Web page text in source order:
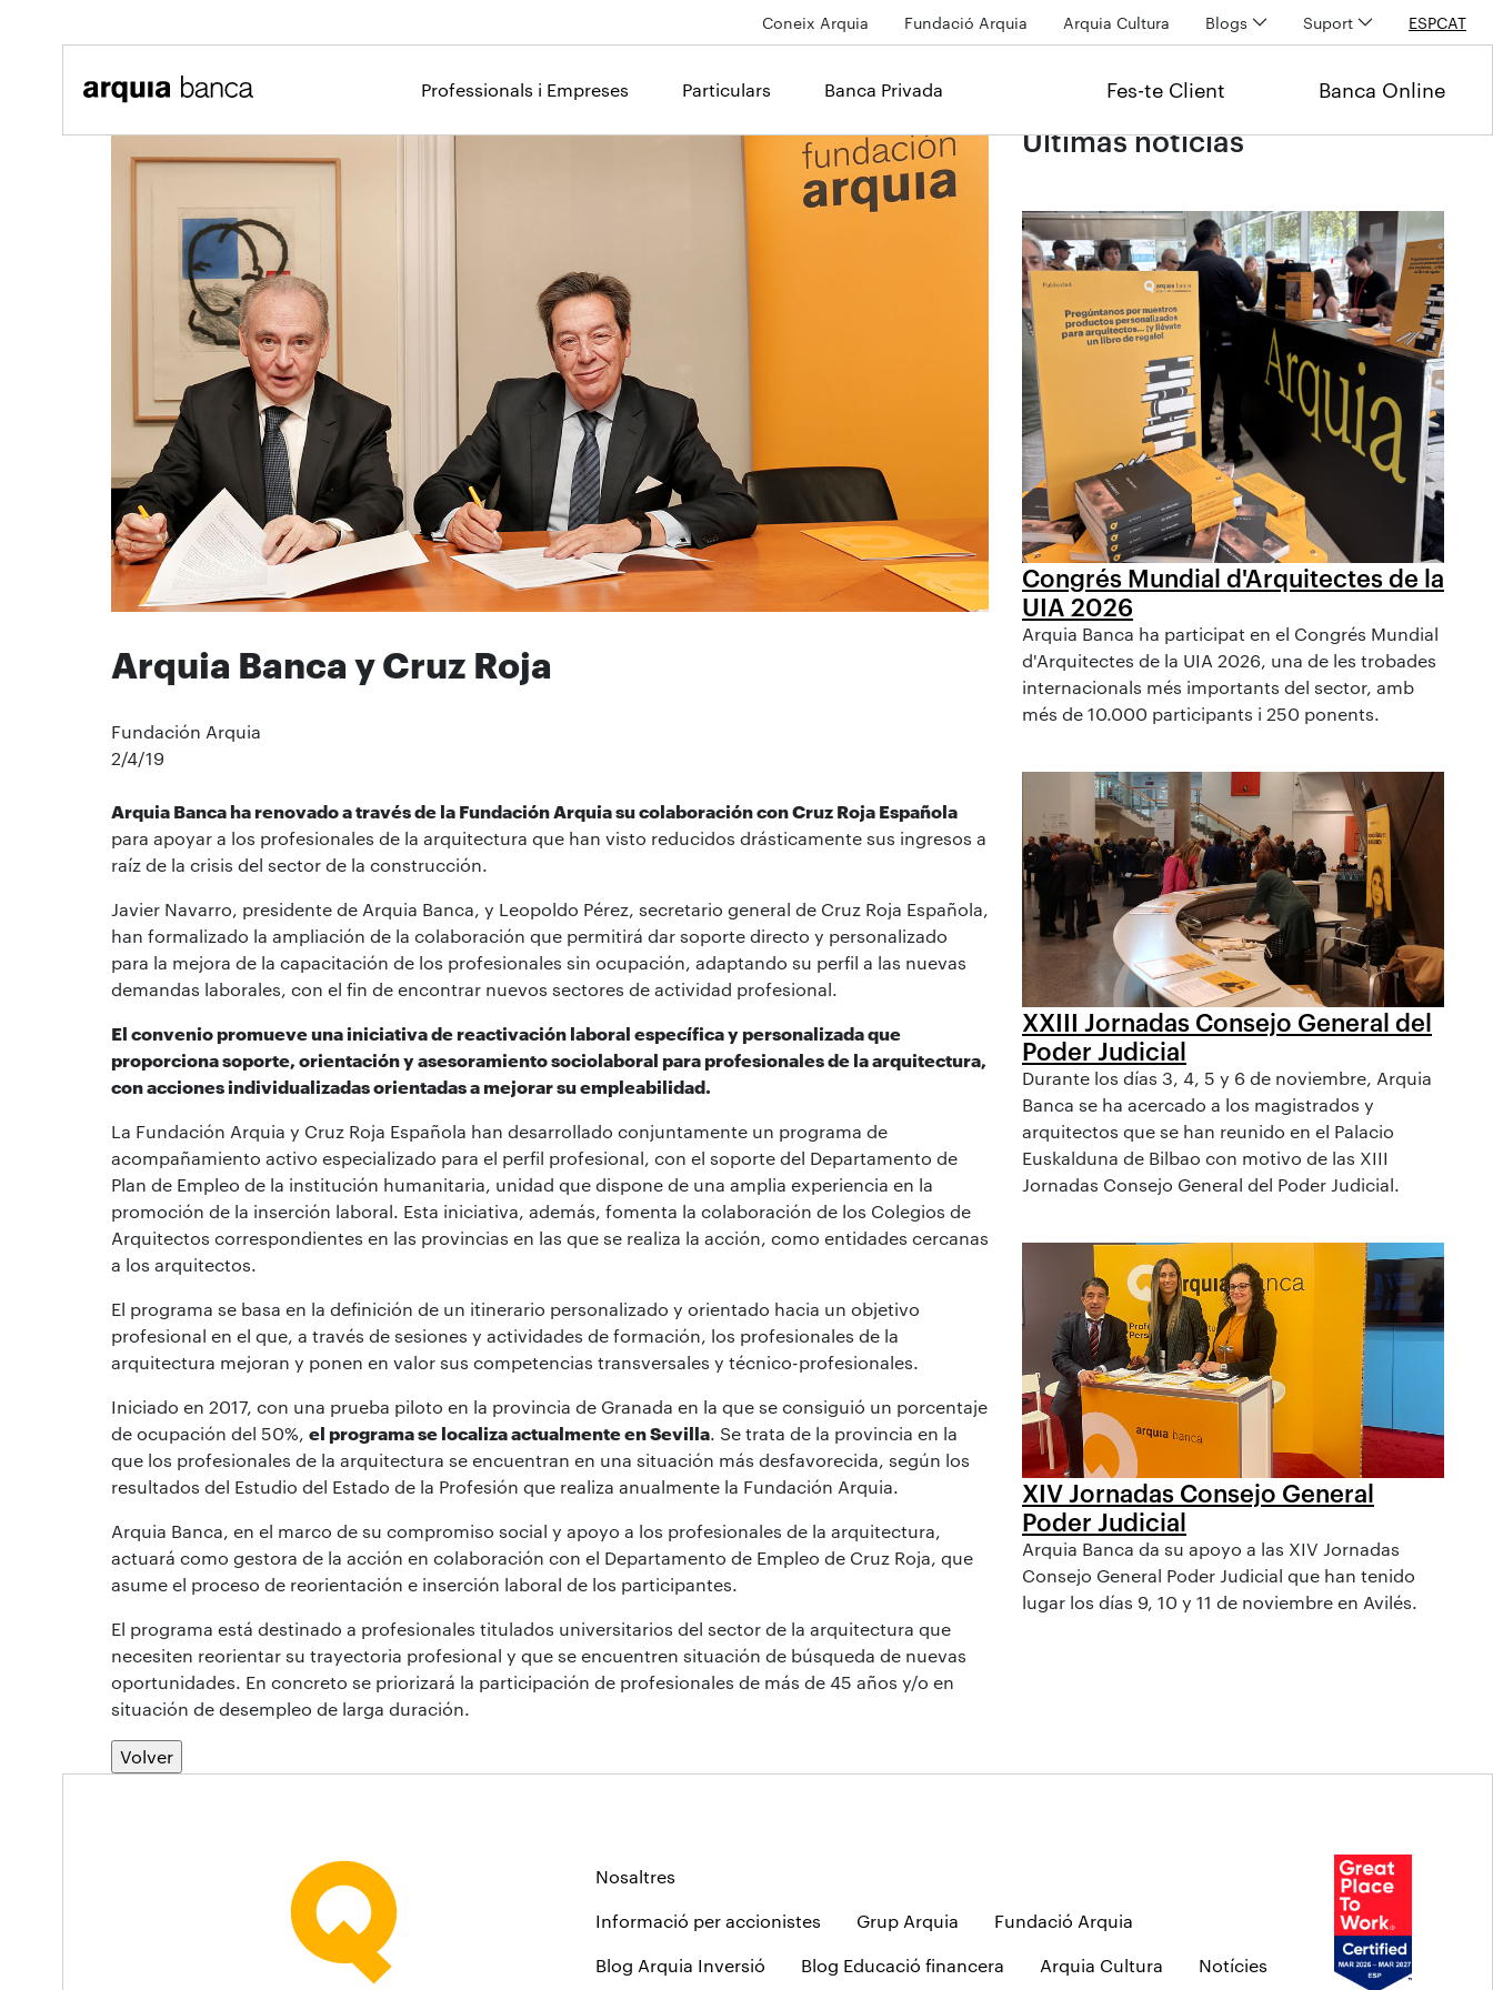
Coneix Arquia Fundació Arquia Arquia Cultura Blogs Suport ESPCAT
Professionals i Empreses Particulars Banca Privada Fes-te Client Banca Online
Arquia Banca y Cruz Roja
Fundación Arquia
2/4/19
Arquia Banca ha renovado a través de la Fundación Arquia su colaboración con Cruz Roja Española
para apoyar a los profesionales de la arquitectura que han visto reducidos drásticamente sus ingresos a
raíz de la crisis del sector de la construcción.
Javier Navarro, presidente de Arquia Banca, y Leopoldo Pérez, secretario general de Cruz Roja Española,
han formalizado la ampliación de la colaboración que permitirá dar soporte directo y personalizado
para la mejora de la capacitación de los profesionales sin ocupación, adaptando su perfil a las nuevas
demandas laborales, con el fin de encontrar nuevos sectores de actividad profesional.
El convenio promueve una iniciativa de reactivación laboral específica y personalizada que
proporciona soporte, orientación y asesoramiento sociolaboral para profesionales de la arquitectura,
con acciones individualizadas orientadas a mejorar su empleabilidad.
La Fundación Arquia y Cruz Roja Española han desarrollado conjuntamente un programa de
acompañamiento activo especializado para el perfil profesional, con el soporte del Departamento de
Plan de Empleo de la institución humanitaria, unidad que dispone de una amplia experiencia en la
promoción de la inserción laboral. Esta iniciativa, además, fomenta la colaboración de los Colegios de
Arquitectos correspondientes en las provincias en las que se realiza la acción, como entidades cercanas
a los arquitectos.
El programa se basa en la definición de un itinerario personalizado y orientado hacia un objetivo
profesional en el que, a través de sesiones y actividades de formación, los profesionales de la
arquitectura mejoran y ponen en valor sus competencias transversales y técnico-profesionales.
Iniciado en 2017, con una prueba piloto en la provincia de Granada en la que se consiguió un porcentaje
de ocupación del 50%, el programa se localiza actualmente en Sevilla. Se trata de la provincia en la
que los profesionales de la arquitectura se encuentran en una situación más desfavorecida, según los
resultados del Estudio del Estado de la Profesión que realiza anualmente la Fundación Arquia.
Arquia Banca, en el marco de su compromiso social y apoyo a los profesionales de la arquitectura,
actuará como gestora de la acción en colaboración con el Departamento de Empleo de Cruz Roja, que
asume el proceso de reorientación e inserción laboral de los participantes.
El programa está destinado a profesionales titulados universitarios del sector de la arquitectura que
necesiten reorientar su trayectoria profesional y que se encuentren situación de búsqueda de nuevas
oportunidades. En concreto se priorizará la participación de profesionales de más de 45 años y/o en
situación de desempleo de larga duración.
Volver
Últimas noticias
Congrés Mundial d'Arquitectes de la
UIA 2026
Arquia Banca ha participat en el Congrés Mundial
d'Arquitectes de la UIA 2026, una de les trobades
internacionals més importants del sector, amb
més de 10.000 participants i 250 ponents.
XXIII Jornadas Consejo General del
Poder Judicial
Durante los días 3, 4, 5 y 6 de noviembre, Arquia
Banca se ha acercado a los magistrados y
arquitectos que se han reunido en el Palacio
Euskalduna de Bilbao con motivo de las XIII
Jornadas Consejo General del Poder Judicial.
XIV Jornadas Consejo General
Poder Judicial
Arquia Banca da su apoyo a las XIV Jornadas
Consejo General Poder Judicial que han tenido
lugar los días 9, 10 y 11 de noviembre en Avilés.
Nosaltres
Informació per accionistes Grup Arquia Fundació Arquia
Blog Arquia Inversió Blog Educació financera Arquia Cultura Notícies